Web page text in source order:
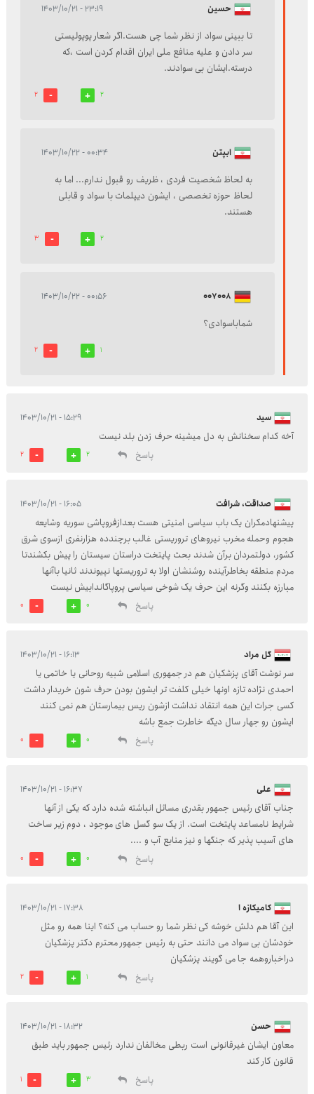
حسین ۲۳:۱۹ - ۱۴۰۳/۱۰/۲۱
تا ببینی سواد از نظر شما چی هست.اگر شعار پوپولیستی
سر دادن و علیه منافع ملی ایران اقدام کردن است ،که
درسته.ایشان بی سوادند.
2
2
ابپتن ۰۰:۳۴ - ۱۴۰۳/۱۰/۲۲
به لحاظ شخصیت فردی ، ظریف رو قبول ندارم... اما به
لحاظ حوزه تخصصی ، ایشون دیپلمات با سواد و قابلی
هستند.
2
3
007008 ۰۰:۵۶ - ۱۴۰۳/۱۰/۲۲
شماباسوادی؟
1
2
سید ۱۵:۲۹ - ۱۴۰۳/۱۰/۲۱
آخه کدام سخنانش به دل میشینه حرف زدن بلد نیست
پاسخ
2
2
صداقت، شرافت ۱۶:۰۵ - ۱۴۰۳/۱۰/۲۱
پیشنهادمکران یک باب سیاسی امنیتی هست بعدازفروپاشی سوریه وشایعه
هجوم وحمله مخرب نیروهای تروریستی غالب برچندده هزارنفری ازسوی شرق
کشور، دولتمردان برآن شدند بحث پایتخت دراستان سیستان را پیش بکشندتا
مردم منطقه بخاطرآینده روشنشان اولا به تروریستها نپیوندند ثانیا باآنها
مبارزه بکنند وگرنه این حرف یک شوخی سیاسی پروپاگاندابیش نیست
پاسخ
0
0
گل مراد ۱۶:۱۳ - ۱۴۰۳/۱۰/۲۱
سر نوشت آقای پزشکیان هم در جمهوری اسلامی شبیه روحانی یا خاتمی یا
احمدی نژاده تازه اونها خیلی کلفت تر ایشون بودن حرف شون خریدار داشت
کسی جرات این همه انتقاد نداشت ازشون ریس بیمارستان هم نمی کنند
ایشون رو جهار سال دیگه خاطرت جمع باشه
پاسخ
0
0
علی ۱۶:۳۷ - ۱۴۰۳/۱۰/۲۱
جناب آقای رئیس جمهور بقدری مسائل انباشته شده دارد که یکی از آنها
شرایط نامساعد پایتخت است. از یک سو گسل های موجود ، دوم زیر ساخت
های آسیب پذیر که جنگها و نیز منابع آب و ....
پاسخ
0
0
کامیکازه ا ۱۷:۳۸ - ۱۴۰۳/۱۰/۲۱
این آقا هم دلش خوشه کی نظر شما رو حساب می کنه؟ اینا همه رو مثل
خودشان بی سواد می دانند حتی به رئیس جمهور محترم دکتر پزشکیان
دراخباروهمه جا می گویند پزشکیان
پاسخ
1
2
حسن ۱۸:۳۲ - ۱۴۰۳/۱۰/۲۱
معاون ایشان غیرقانونی است ربطی مخالفان ندارد رئیس جمهور باید طبق
قانون کار کند
پاسخ
3
1